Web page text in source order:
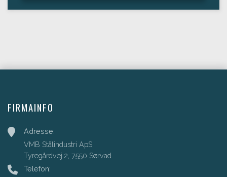
FIRMAINFO
Adresse:
VMB Stålindustri ApS
Tyregårdvej 2, 7550 Sørvad
Telefon: